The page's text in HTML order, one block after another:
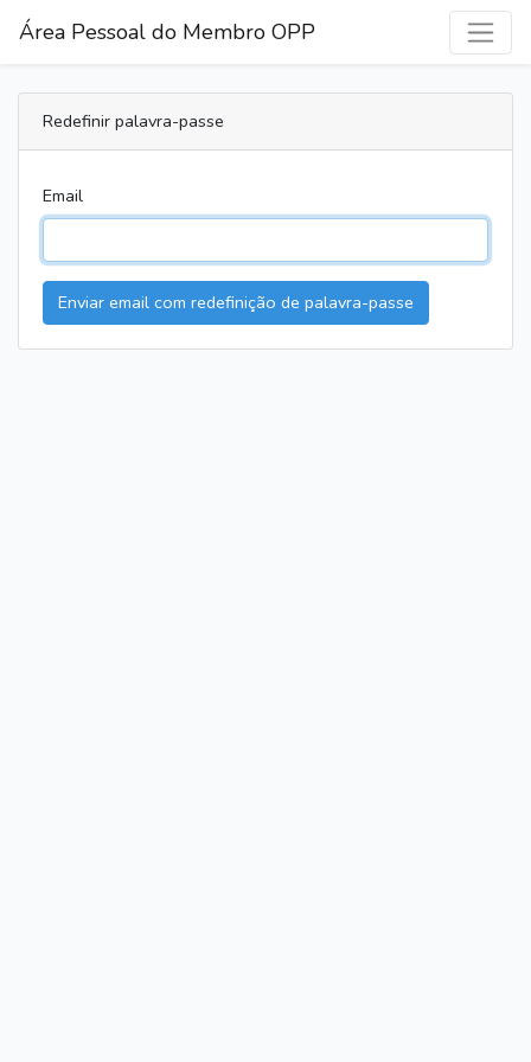
Área Pessoal do Membro OPP
Redefinir palavra-passe
Email
Enviar email com redefinição de palavra-passe